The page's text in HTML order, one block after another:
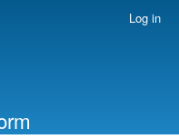
Log in